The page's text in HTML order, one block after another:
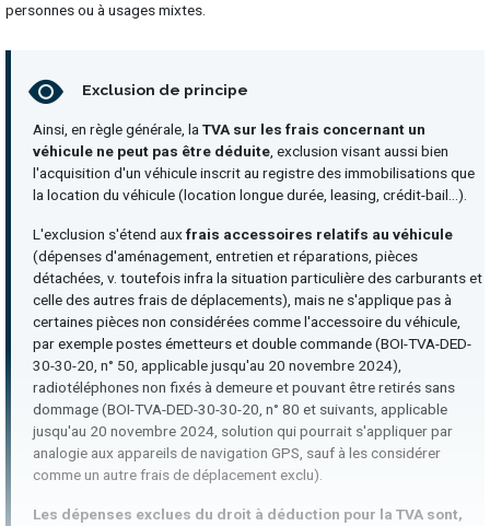
personnes ou à usages mixtes.
Exclusion de principe
Ainsi, en règle générale, laTVA sur les frais concernant un
véhicule ne peut pas être déduite, exclusion visant aussi bien
l'acquisition d'un véhicule inscrit au registre des immobilisations que
la location du véhicule (location longue durée, leasing, crédit-bail...).
L'exclusion s'étend auxfrais accessoires relatifs au véhicule
(dépenses d'aménagement, entretien et réparations, pièces
détachées, v. toutefois infra la situation particulière des carburants et
celle des autres frais de déplacements), mais ne s'applique pas à
certaines pièces non considérées comme l'accessoire du véhicule,
par exemple postes émetteurs et double commande (BOI-TVA-DED-
30-30-20, n° 50, applicable jusqu'au 20 novembre 2024),
radiotéléphones non fixés à demeure et pouvant être retirés sans
dommage (BOI-TVA-DED-30-30-20, n° 80 et suivants, applicable
jusqu'au 20 novembre 2024, solution qui pourrait s'appliquer par
analogie aux appareils de navigation GPS, sauf à les considérer
comme un autre frais de déplacement exclu).
Les dépenses exclues du droit à déduction pour la TVA sont,